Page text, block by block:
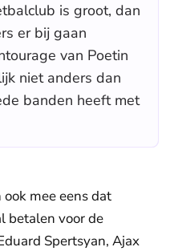
is groot, dan
er bij gaan
van Poetin
niet anders dan
banden heeft met
mee eens dat
betalen voor de
Spertsyan, Ajax